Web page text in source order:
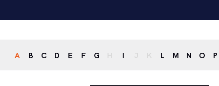
A B C D E F G I L M N O P